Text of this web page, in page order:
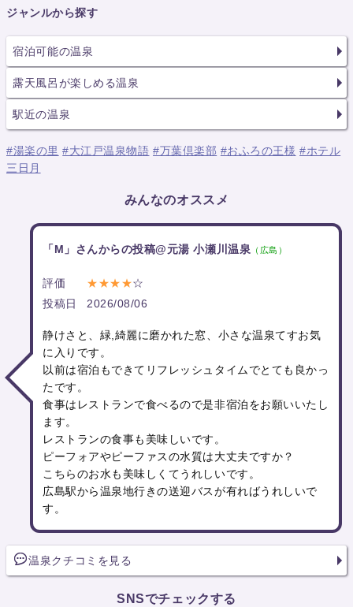
ジャンルから探す
宿泊可能の温泉
露天風呂が楽しめる温泉
駅近の温泉
#湯楽の里 #大江戸温泉物語 #万葉倶楽部 #おふろの王様 #ホテル
三日月
みんなのオススメ
「M」さんからの投稿@元湯 小瀬川温泉 （広島）
評価 ★★★★☆
投稿日
2026/08/06
静けさと、緑,綺麗に磨かれた窓、小さな温泉てすお気
に入りです。
以前は宿泊もできてリフレッシュタイムでとても良かっ
たです。
食事はレストランで食べるので是非宿泊をお願いいたし
ます。
レストランの食事も美味しいです。
ピーフォアやピーファスの水質は大丈夫ですか？
こちらのお水も美味しくてうれしいです。
広島駅から温泉地行きの送迎バスが有ればうれしいで
す。
温泉クチコミを見る
SNSでチェックする